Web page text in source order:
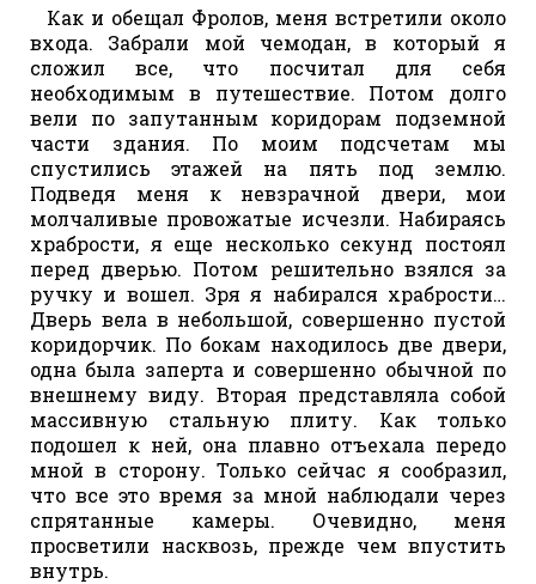
Как и обещал Фролов, меня встретили около
входа. Забрали мой чемодан, в который я
сложил все, что посчитал для себя
необходимым в путешествие. Потом долго
вели по запутанным коридорам подземной
части здания. По моим подсчетам мы
спустились этажей на пять под землю.
Подведя меня к невзрачной двери, мои
молчаливые провожатые исчезли. Набираясь
храбрости, я еще несколько секунд постоял
перед дверью. Потом решительно взялся за
ручку и вошел. Зря я набирался храбрости…
Дверь вела в небольшой, совершенно пустой
коридорчик. По бокам находилось две двери,
одна была заперта и совершенно обычной по
внешнему виду. Вторая представляла собой
массивную стальную плиту. Как только
подошел к ней, она плавно отъехала передо
мной в сторону. Только сейчас я сообразил,
что все это время за мной наблюдали через
спрятанные камеры. Очевидно, меня
просветили насквозь, прежде чем впустить
внутрь.